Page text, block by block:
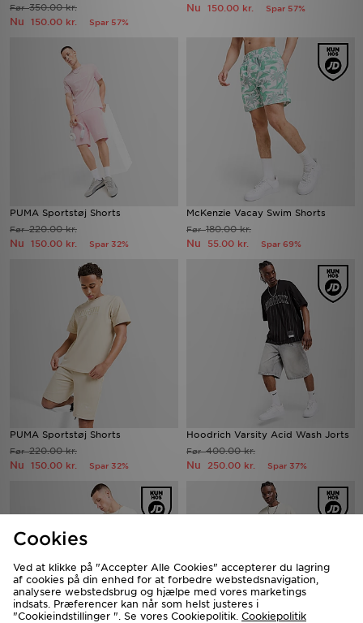
Før350.00 kr.
Nu 150.00 kr. Spar 57%
Nu 150.00 kr. Spar 57%
PUMA Sportstøj Shorts
Før220.00 kr.
Nu 150.00 kr. Spar 32%
McKenzie Vacay Swim Shorts
Før180.00 kr.
Nu 55.00 kr. Spar 69%
PUMA Sportstøj Shorts
Før220.00 kr.
Nu 150.00 kr. Spar 32%
Hoodrich Varsity Acid Wash Jorts
Før400.00 kr.
Nu 250.00 kr. Spar 37%
Cookies
Ved at klikke på "Accepter Alle Cookies" accepterer du lagring
af cookies på din enhed for at forbedre webstedsnavigation,
analysere webstedsbrug og hjælpe med vores marketings
indsats. Præferencer kan når som helst justeres i
"Cookieindstillinger ". Se vores Cookiepolitik. Cookiepolitik